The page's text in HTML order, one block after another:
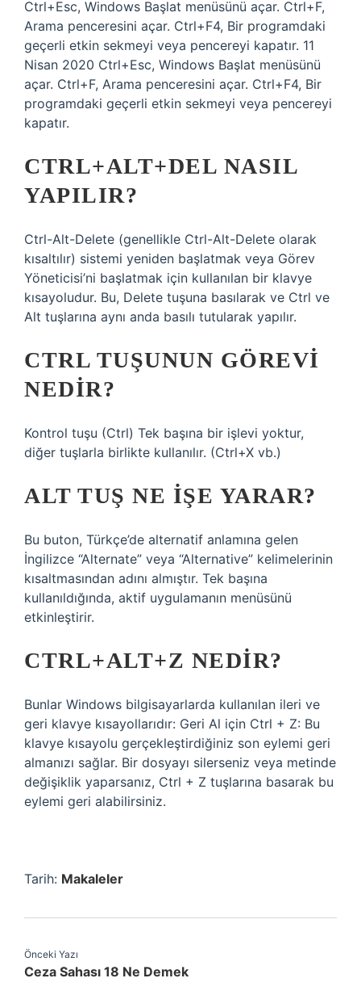
Ctrl+Esc, Windows Başlat menüsünü açar. Ctrl+F,
Arama penceresini açar. Ctrl+F4, Bir programdaki
geçerli etkin sekmeyi veya pencereyi kapatır. 11
Nisan 2020 Ctrl+Esc, Windows Başlat menüsünü
açar. Ctrl+F, Arama penceresini açar. Ctrl+F4, Bir
programdaki geçerli etkin sekmeyi veya pencereyi
kapatır.
CTRL+ALT+DEL NASIL
YAPILIR?
Ctrl-Alt-Delete (genellikle Ctrl-Alt-Delete olarak
kısaltılır) sistemi yeniden başlatmak veya Görev
Yöneticisi’ni başlatmak için kullanılan bir klavye
kısayoludur. Bu, Delete tuşuna basılarak ve Ctrl ve
Alt tuşlarına aynı anda basılı tutularak yapılır.
CTRL TUŞUNUN GÖREVI
NEDIR?
Kontrol tuşu (Ctrl) Tek başına bir işlevi yoktur,
diğer tuşlarla birlikte kullanılır. (Ctrl+X vb.)
ALT TUŞ NE IŞE YARAR?
Bu buton, Türkçe’de alternatif anlamına gelen
İngilizce “Alternate” veya “Alternative” kelimelerinin
kısaltmasından adını almıştır. Tek başına
kullanıldığında, aktif uygulamanın menüsünü
etkinleştirir.
CTRL+ALT+Z NEDIR?
Bunlar Windows bilgisayarlarda kullanılan ileri ve
geri klavye kısayollarıdır: Geri Al için Ctrl + Z: Bu
klavye kısayolu gerçekleştirdiğiniz son eylemi geri
almanızı sağlar. Bir dosyayı silerseniz veya metinde
değişiklik yaparsanız, Ctrl + Z tuşlarına basarak bu
eylemi geri alabilirsiniz.
Tarih: Makaleler
Önceki Yazı
Ceza Sahası 18 Ne Demek